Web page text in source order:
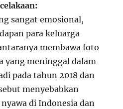
sangat emosional,
para keluarga
membawa foto
yang meninggal dalam
pada tahun 2018 dan
menyebabkan
di Indonesia dan